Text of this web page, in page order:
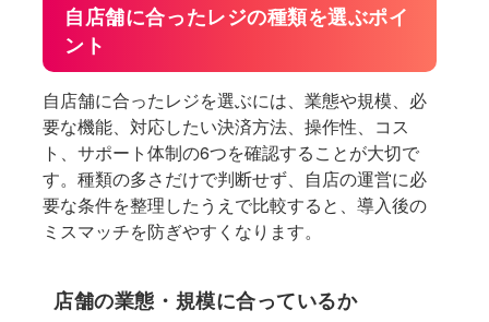
自店舗に合ったレジの種類を選ぶポイ
ント
自店舗に合ったレジを選ぶには、業態や規模、必
要な機能、対応したい決済方法、操作性、コス
ト、サポート体制の6つを確認することが大切で
す。種類の多さだけで判断せず、自店の運営に必
要な条件を整理したうえで比較すると、導入後の
ミスマッチを防ぎやすくなります。
店舗の業態・規模に合っているか